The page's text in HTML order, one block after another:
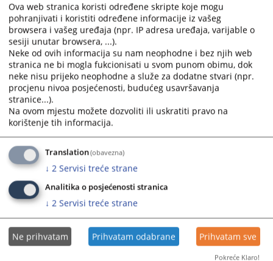
Trenutno nema vijesti
Ova web stranica koristi određene skripte koje mogu
pohranjivati i koristiti određene informacije iz vašeg
browsera i vašeg uređaja (npr. IP adresa uređaja, varijable o
sesiji unutar browsera, ...).
Neke od ovih informacija su nam neophodne i bez njih web
stranica ne bi mogla fukcionisati u svom punom obimu, dok
neke nisu prijeko neophodne a služe za dodatne stvari (npr.
procjenu nivoa posjećenosti, budućeg usavršavanja
stranice...).
Na ovom mjestu možete dozvoliti ili uskratiti pravo na
korištenje tih informacija.
Translation(obavezna)
↓ 2 Servisi treće strane
Analitika o posjećenosti stranica
↓ 2 Servisi treće strane
Ne prihvatam Prihvatam odabrane Prihvatam sve
Pokreće Klaro!